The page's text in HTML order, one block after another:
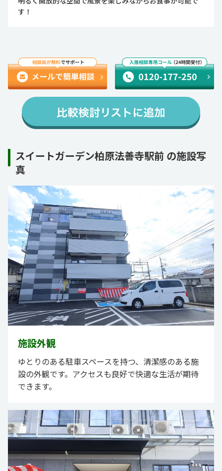
す！
スイートガーデン柏原法善寺駅前 の施設写
真
施設外観
ゆとりのある駐車スペースを持つ、清潔感のある施
設の外観です。アクセスも良好で快適な生活が期待
できます。